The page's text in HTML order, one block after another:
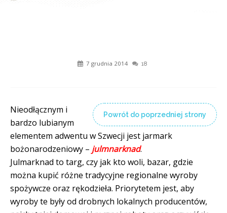
7 grudnia 2014 18
Powrót do poprzedniej strony
Nieodłącznym i
bardzo lubianym
elementem adwentu w Szwecji jest jarmark
bożonarodzeniowy – julmnarknad.
Julmarknad to targ, czy jak kto woli, bazar, gdzie
można kupić różne tradycyjne regionalne wyroby
spożywcze oraz rękodzieła. Priorytetem jest, aby
wyroby te były od drobnych lokalnych producentów,